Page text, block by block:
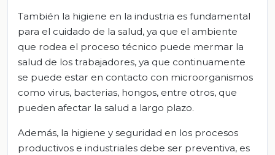
También la higiene en la industria es fundamental
para el cuidado de la salud, ya que el ambiente
que rodea el proceso técnico puede mermar la
salud de los trabajadores, ya que continuamente
se puede estar en contacto con microorganismos
como virus, bacterias, hongos, entre otros, que
pueden afectar la salud a largo plazo.
Además, la higiene y seguridad en los procesos
productivos e industriales debe ser preventiva, es